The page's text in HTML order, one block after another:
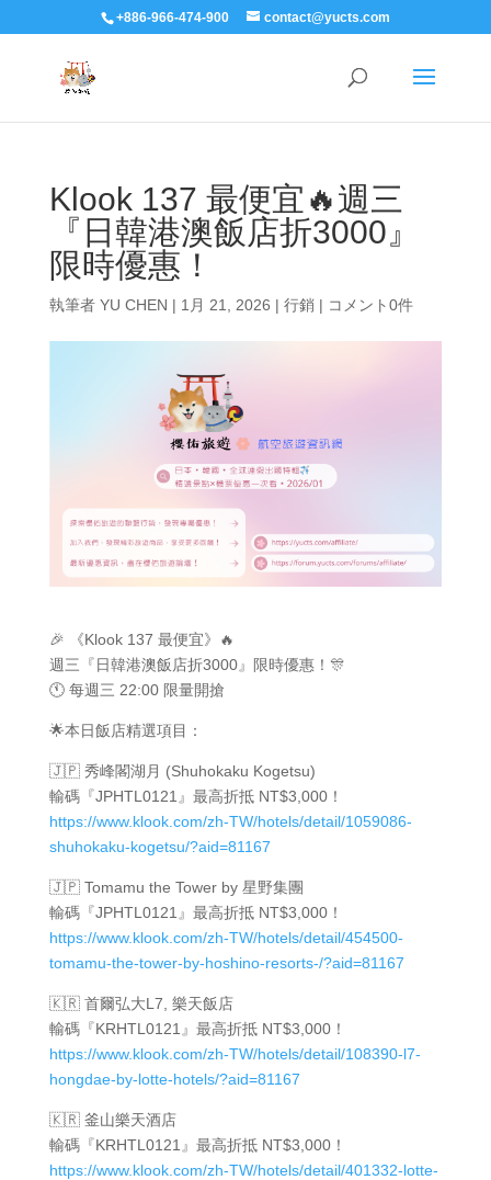
+886-966-474-900 contact@yucts.com
Klook 137 最便宜🔥週三
『日韓港澳飯店折3000』
限時優惠！
執筆者 YU CHEN | 1月 21, 2026 | 行銷| コメント0件
🎉 《Klook 137 最便宜》🔥
週三『日韓港澳飯店折3000』限時優惠！🎊
🕚 每週三 22:00 限量開搶
🌟本日飯店精選項目：
🇯🇵 秀峰閣湖月 (Shuhokaku Kogetsu)
輸碼『JPHTL0121』最高折抵 NT$3,000！
https://www.klook.com/zh-TW/hotels/detail/1059086-
shuhokaku-kogetsu/?aid=81167
🇯🇵 Tomamu the Tower by 星野集團
輸碼『JPHTL0121』最高折抵 NT$3,000！
https://www.klook.com/zh-TW/hotels/detail/454500-
tomamu-the-tower-by-hoshino-resorts-/?aid=81167
🇰🇷 首爾弘大L7, 樂天飯店
輸碼『KRHTL0121』最高折抵 NT$3,000！
https://www.klook.com/zh-TW/hotels/detail/108390-l7-
hongdae-by-lotte-hotels/?aid=81167
🇰🇷 釜山樂天酒店
輸碼『KRHTL0121』最高折抵 NT$3,000！
https://www.klook.com/zh-TW/hotels/detail/401332-lotte-